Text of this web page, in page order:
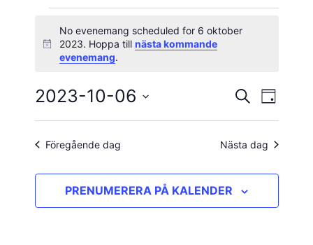
Evenemang
för
6
oktober
2023
Notis
No evenemang scheduled for 6 oktober
2023. Hoppa till nästa kommande
evenemang.
Search
and
Views
SÖK DAG
2023-10-06
Välj
Föregående dag Nästa dag
PRENUMERERA PÅ KALENDER